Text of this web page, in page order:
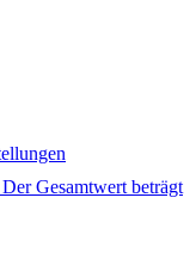
Gesamtwert beträgt